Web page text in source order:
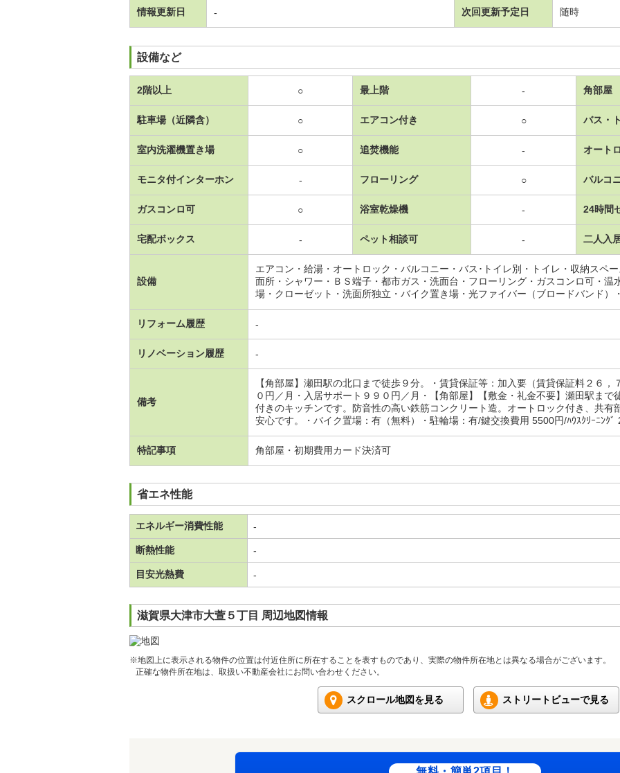
情報更新日 - 次回更新予定日 随時
設備など
2階以上 ○ 最上階 - 角部屋
駐車場（近隣含） ○ エアコン付き ○ バス・
室内洗濯機置き場 ○ 追焚機能 - オート
モニタ付インターホン - フローリング ○ バルコ
ガスコンロ可 ○ 浴室乾燥機 - 24時間
宅配ボックス - ペット相談可 - 二人入
設備
エアコン・給湯・オートロック・バルコニー・バス･トイレ別・トイレ・収納スペ
面所・シャワー・ＢＳ端子・都市ガス・洗面台・フローリング・ガスコンロ可・温
場・クローゼット・洗面所独立・バイク置き場・光ファイバー（ブロードバンド）
リフォーム履歴 -
リノベーション履歴 -
備考
【角部屋】瀬田駅の北口まで徒歩９分。・賃貸保証等：加入要（賃貸保証料２６
０円／月・入居サポート９９０円／月・【角部屋】【敷金・礼金不要】瀬田駅まで
付きのキッチンです。防音性の高い鉄筋コンクリート造。オートロック付き、共有
安心です。・バイク置場：有（無料）・駐輪場：有/鍵交換費用 5500円/ﾊｳｽｸﾘｰﾆﾝｸﾞ
特記事項 角部屋・初期費用カード決済可
省エネ性能
エネルギー消費性能 -
断熱性能 -
目安光熱費 -
滋賀県大津市大萱５丁目 周辺地図情報
※地図上に表示される物件の位置は付近住所に所在することを表すものであり、実際の物件所在地とは異なる場合がございます。
正確な物件所在地は、取扱い不動産会社にお問い合わせください。
スクロール地図を見る ストリートビューで見る